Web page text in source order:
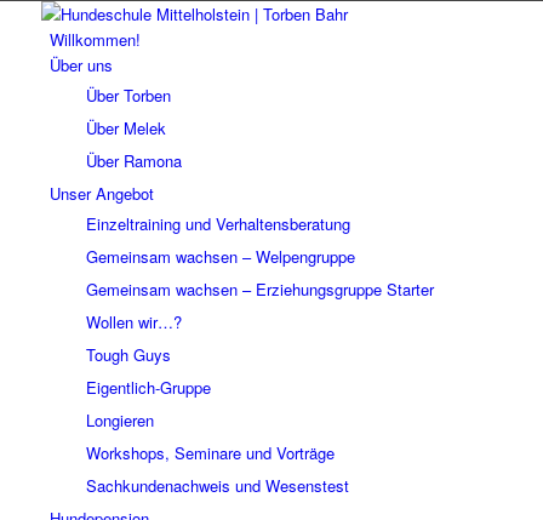
Willkommen!
Über uns
Über Torben
Über Melek
Über Ramona
Unser Angebot
Einzeltraining und Verhaltensberatung
Gemeinsam wachsen – Welpengruppe
Gemeinsam wachsen – Erziehungsgruppe Starter
Wollen wir…?
Tough Guys
Eigentlich-Gruppe
Longieren
Workshops, Seminare und Vorträge
Sachkundenachweis und Wesenstest